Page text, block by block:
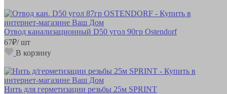
Отвод канализационный D50 угол 90гр Ostendorf
67₽/ шт
В корзину
Нить для герметизации резьбы 25м SPRINT